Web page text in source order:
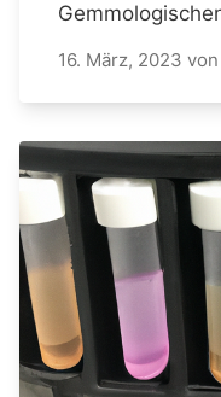
16. März, 2023 von